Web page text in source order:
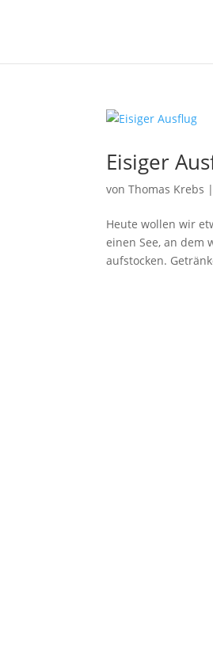
Eisiger
vonThomas Krebs |
Heute wollen wir
einen See, an dem
aufstocken.